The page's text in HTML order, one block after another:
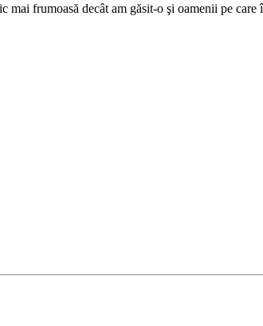
mai frumoasă decât am găsit-o şi oamenii pe